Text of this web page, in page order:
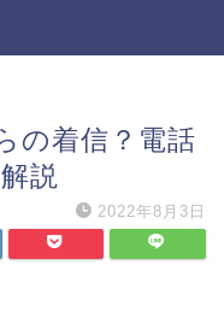
の着信？電話
説
2022年8月3日